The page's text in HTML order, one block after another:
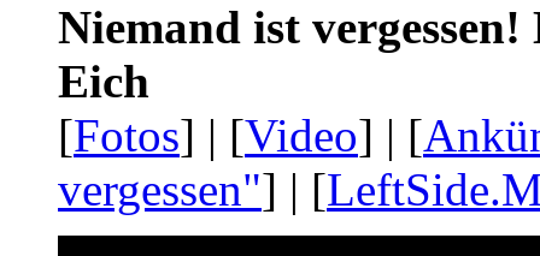
Niemand ist
Eich
[Fotos] | [Video] | [
vergessen"] | [